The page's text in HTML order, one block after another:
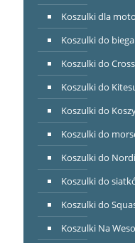
Koszulki dla
Koszulki do
Koszulki do
Koszulki do
Koszulki do
Koszulki do
Koszulki do
Koszulki do
Koszulki do
Koszulki Na